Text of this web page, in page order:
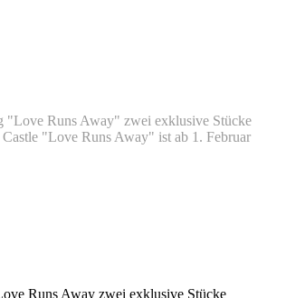
"Love Runs Away" zwei exklusive Stücke
"Love Runs Away" ist ab 1. Februar
Runs Away zwei exklusive Stücke